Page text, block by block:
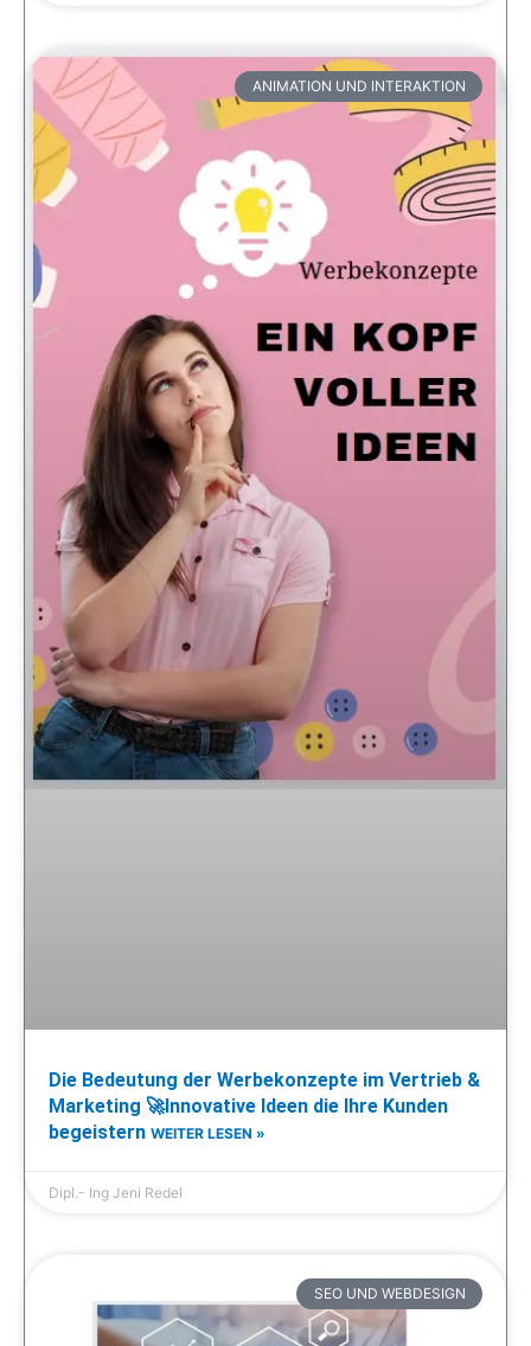
ANIMATION UND INTERAKTION
Die Bedeutung der Werbekonzepte im Vertrieb &
Marketing 🚀Innovative Ideen die Ihre Kunden
begeistern WEITER LESEN »
Dipl.- Ing Jeni Redel
SEO UND WEBDESIGN